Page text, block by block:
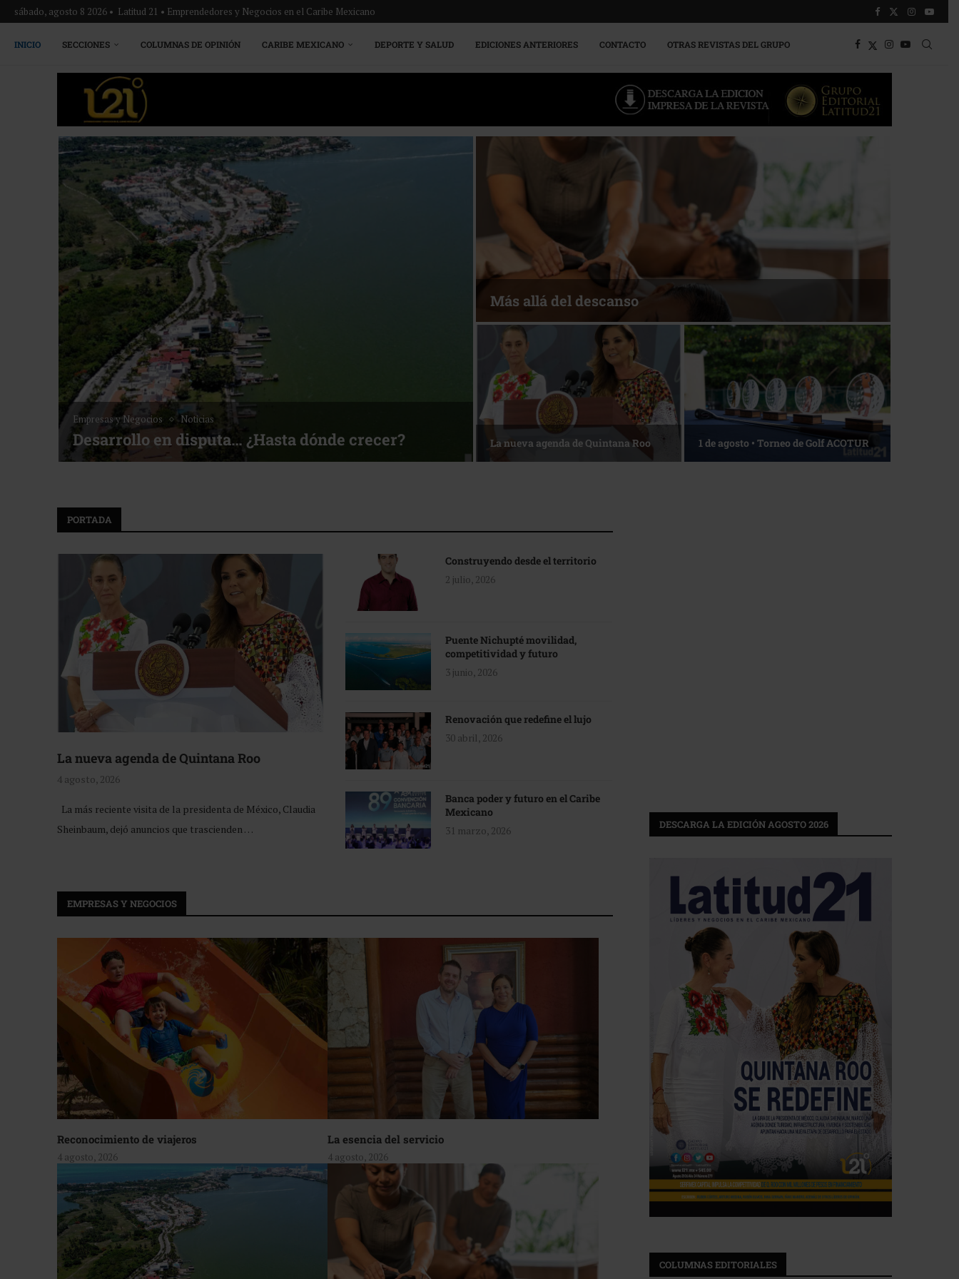
sábado, agosto 8 2026 • Latitud 21 • Emprendedores y Negocios en el Caribe Mexicano
INICIO SECCIONES COLUMNAS DE OPINIÓN CARIBE MEXICANO DEPORTE Y SALUD EDICIONES ANTERIORES CONTACTO OTRAS REVISTAS DEL GRUPO
Empresas y Negocios Noticias
Desarrollo en disputa… ¿Hasta dónde crecer?
Más allá del descanso
La nueva agenda de Quintana Roo 1 de agosto • Torneo de Golf ACOTUR
PORTADA
La nueva agenda de Quintana Roo
4 agosto, 2026
La más reciente visita de la presidenta de México, Claudia
Sheinbaum, dejó anuncios que trascienden …
Construyendo desde el territorio
2 julio, 2026
Puente Nichupté movilidad,
competitividad y futuro
3 junio, 2026
Renovación que redefine el lujo
30 abril, 2026
Banca poder y futuro en el Caribe
Mexicano
31 marzo, 2026
EMPRESAS Y NEGOCIOS
Reconocimiento de viajeros
4 agosto, 2026
La esencia del servicio
4 agosto, 2026
DESCARGA LA EDICIÓN AGOSTO 2026
COLUMNAS EDITORIALES